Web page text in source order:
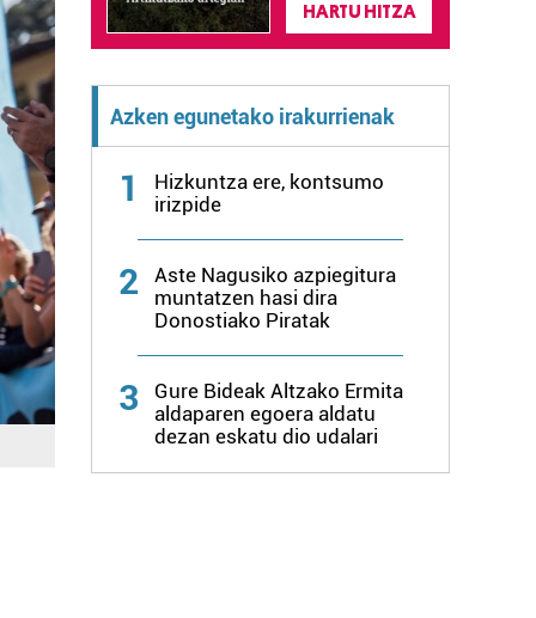
HARTU HITZA
Azken egunetako irakurrienak
1
Hizkuntza ere, kontsumo
irizpide
2
Aste Nagusiko azpiegitura
muntatzen hasi dira
Donostiako Piratak
3
Gure Bideak Altzako Ermita
aldaparen egoera aldatu
dezan eskatu dio udalari